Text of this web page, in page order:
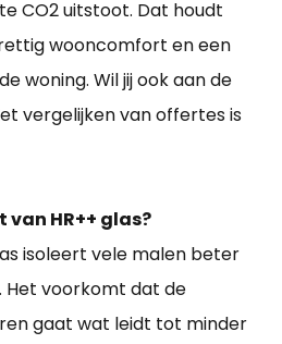
CO2 uitstoot. Dat houdt
wooncomfort en een
woning. Wil jij ook aan de
vergelijken van offertes is
HR++ glas?
isoleert vele malen beter
Het voorkomt dat de
gaat wat leidt tot minder